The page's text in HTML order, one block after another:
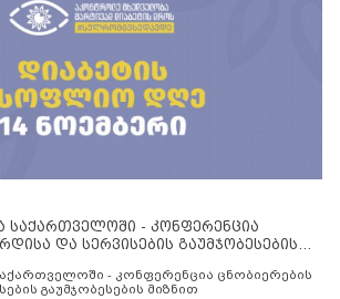
საქართველოში - კონფერენცია
და სერვისების გაუმჯობესების
- კონფერენცია ცნობიერების
გაუმჯობესების მიზნით